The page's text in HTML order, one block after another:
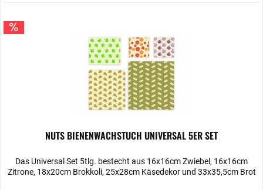
NUTS BIENENWACHSTUCH UNIVERSAL 5ER SET
Das Universal Set 5tlg. bestecht aus 16x16cm Zwiebel, 16x16cm
Zitrone, 18x20cm Brokkoli, 25x28cm Käsedekor und 33x35,5cm Brot